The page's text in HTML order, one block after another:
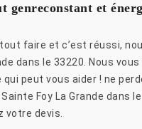
genreconstant et
faire et c’est réussi,
dans le 33220. Nous
peut vous aider ! ne
Foy La Grande dans
votre devis.